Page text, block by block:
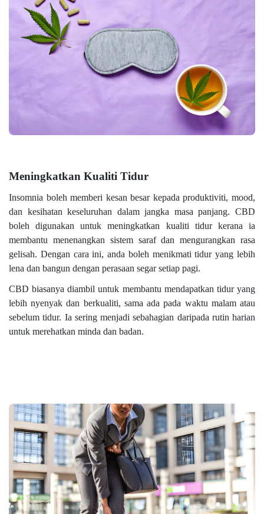
Meningkatkan Kualiti Tidur
Insomnia boleh memberi kesan besar kepada produktiviti, mood,
dan kesihatan keseluruhan dalam jangka masa panjang. CBD
boleh digunakan untuk meningkatkan kualiti tidur kerana ia
membantu menenangkan sistem saraf dan mengurangkan rasa
gelisah. Dengan cara ini, anda boleh menikmati tidur yang lebih
lena dan bangun dengan perasaan segar setiap pagi.
CBD biasanya diambil untuk membantu mendapatkan tidur yang
lebih nyenyak dan berkualiti, sama ada pada waktu malam atau
sebelum tidur. Ia sering menjadi sebahagian daripada rutin harian
untuk merehatkan minda dan badan.